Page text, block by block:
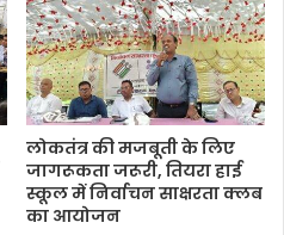
लोकतंत्र की मजबूती के लिए
जागरूकता जरूरी, तियरा हाई
स्कूल में निर्वाचन साक्षरता क्लब
का आयोजन